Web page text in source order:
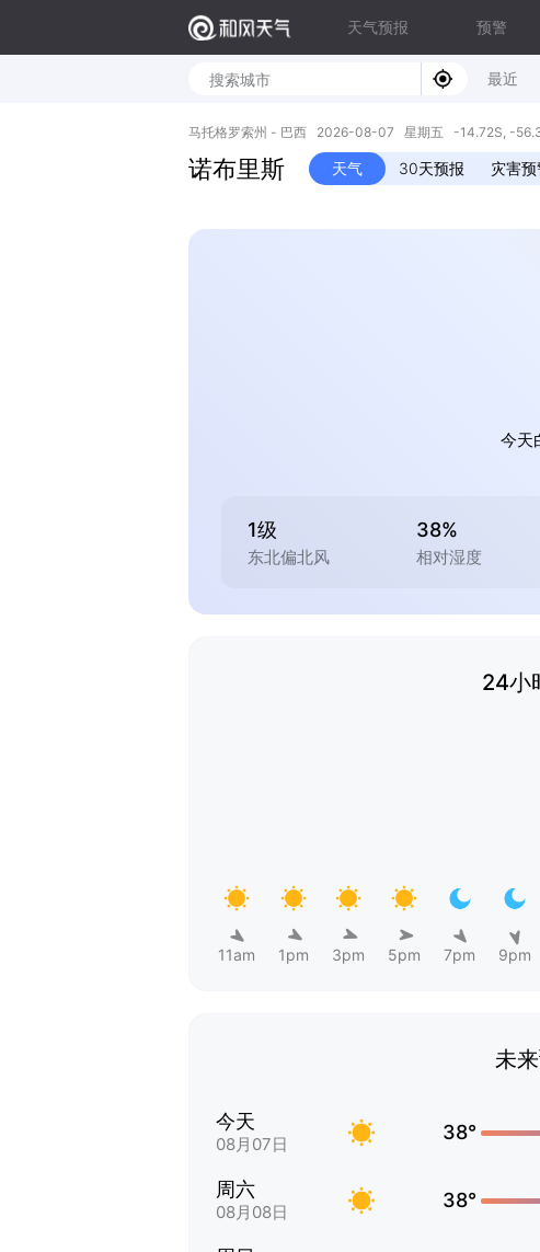
天气预报 预警
最近
马托格罗索州 - 巴西 2026-08-07 星期五 -14.72S, -
诺布里斯 天气 30天预报 灾害预
今天
1级
东北偏北风
38%
相对湿度
24小
11am 1pm 3pm 5pm 7pm 9pm
未
今天
08月07日
38°
周六
08月08日
38°